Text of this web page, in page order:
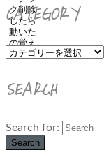
CATEGORY
SEARCH
Search for:
Search